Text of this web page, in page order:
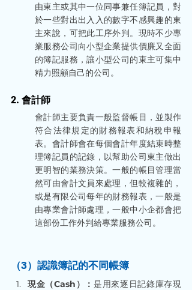
由東主或其中一位同事兼任簿記員，對
於一些對出出入入的數字不感興趣的東
主來說，可把此工序外判。現時不少專
業服務公司向小型企業提供價廉又全面
的簿記服務，讓小型公司的東主可集中
精力照顧自己的公司。
2. 會計師
會計師主要負責一般監督帳目，並製作
符合法律規定的財務報表和納稅申報
表。會計師會在每個會計年度結束時整
理簿記員的記錄，以幫助公司東主做出
更明智的業務決策。一般的帳目管理當
然可由會計文員來處理，但較複雜的，
或是有限公司每年的財務報表，一般是
由專業會計師處理，一般中小企都會把
這部份工作外判給專業服務公司。
（3）認識簿記的不同帳簿
現金（Cash）： 是用來逐日記錄庫存現